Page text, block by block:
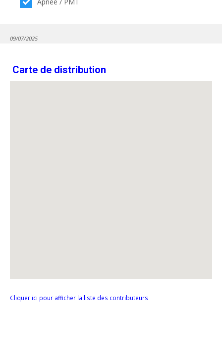
09/07/2025
Carte de distribution
Cliquer ici pour afficher la liste des contributeurs